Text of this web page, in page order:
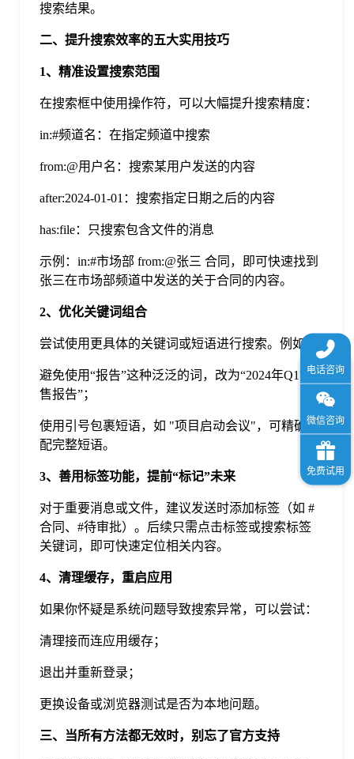
搜索结果。
二、提升搜索效率的五大实用技巧
1、精准设置搜索范围
在搜索框中使用操作符，可以大幅提升搜索精度：
in:#频道名：在指定频道中搜索
from:@用户名：搜索某用户发送的内容
after:2024-01-01：搜索指定日期之后的内容
has:file：只搜索包含文件的消息
示例：in:#市场部 from:@张三 合同，即可快速找到
张三在市场部频道中发送的关于合同的内容。
2、优化关键词组合
尝试使用更具体的关键词或短语进行搜索。例如：
避免使用“报告”这种泛泛的词，改为“2024年Q1销
售报告”；
使用引号包裹短语，如 "项目启动会议"，可精确匹
配完整短语。
3、善用标签功能，提前“标记”未来
对于重要消息或文件，建议发送时添加标签（如 #
合同、#待审批）。后续只需点击标签或搜索标签
关键词，即可快速定位相关内容。
4、清理缓存，重启应用
如果你怀疑是系统问题导致搜索异常，可以尝试：
清理接而连应用缓存；
退出并重新登录；
更换设备或浏览器测试是否为本地问题。
三、当所有方法都无效时，别忘了官方支持